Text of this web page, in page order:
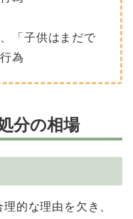
「子供はまだで
為
分の相場
的な理由を欠き、